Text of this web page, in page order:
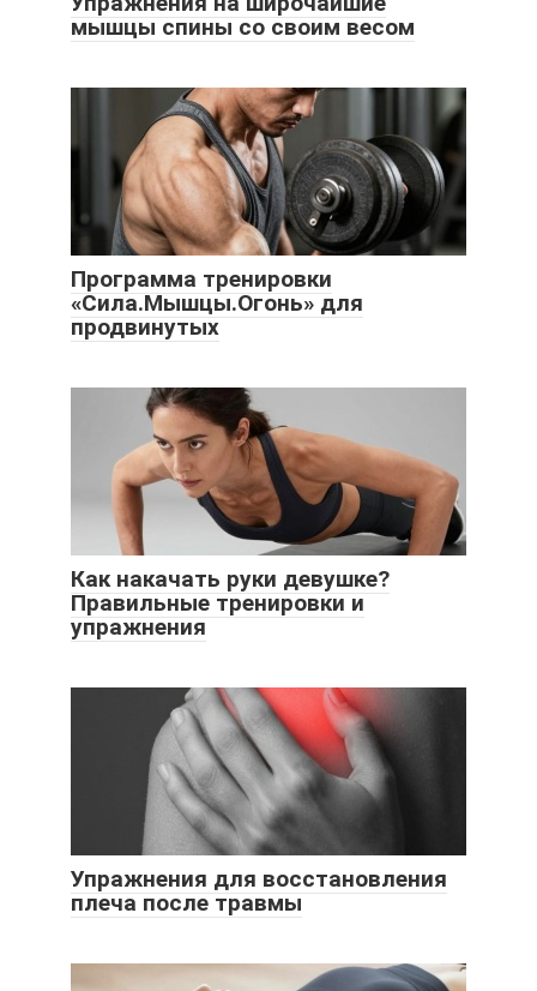
мышцы спины со своим весом
Программа тренировки
«Сила.Мышцы.Огонь» для
продвинутых
Как накачать руки девушке?
Правильные тренировки и
упражнения
Упражнения для восстановления
плеча после травмы